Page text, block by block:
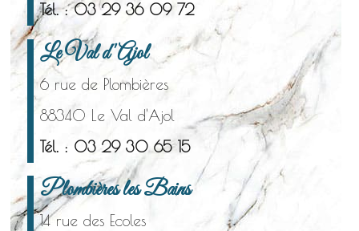
Tél. : 03 29 36 09 72
Le Val d'Ajol
6 rue de Plombières
88340 Le Val d'Ajol
Tél. : 03 29 30 65 15
Plombières les Bains
14 rue des Ecoles